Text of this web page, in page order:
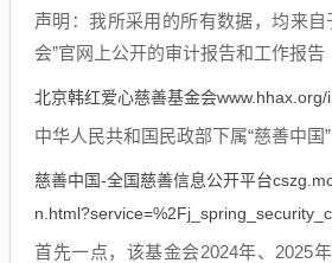
声明：我所采用的所有数据，均来自
会”官网上公开的审计报告和工作报告
北京韩红爱心慈善基金会
中华人民共和国民政部下属“慈善中国
慈善中国-全国慈善信息公开平台
首先一点，该基金会2024年、2025